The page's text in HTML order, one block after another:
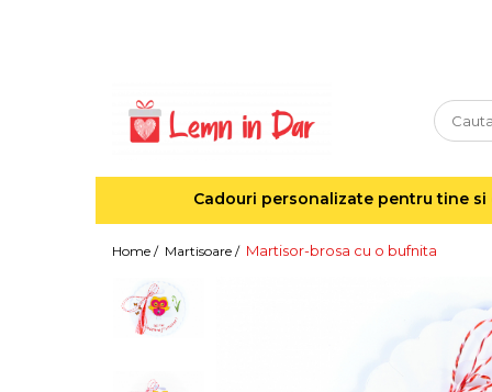
Agende din lemn
Decoratiuni cu lumina
Decoratiuni pentru cei dragi
Sosete de Craciun
Cadouri personalizate pentru tine si
Home / Martisoare / Martisor-brosa cu o bufnita